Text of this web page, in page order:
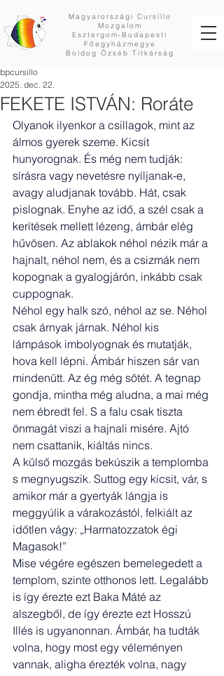
Magyarországi Cursillo
Mozgalom
Esztergom-Budapesti
Főegyházmegye
Boldog Özséb Titkárság
FEKETE ISTVÁN: Roráte
bpcursillo
2025. dec. 22.
Olyanok ilyenkor a csillagok, mint az
álmos gyerek szeme. Kicsit
hunyorognak. És még nem tudják:
sírásra vagy nevetésre nyíljanak-e,
avagy aludjanak tovább. Hát, csak
pislognak. Enyhe az idő, a szél csak a
kerítések mellett lézeng, ámbár elég
hűvösen. Az ablakok néhol nézik már a
hajnalt, néhol nem, és a csizmák nem
kopognak a gyalogjárón, inkább csak
cuppognak.
Néhol egy halk szó, néhol az se. Néhol
csak árnyak járnak. Néhol kis
lámpások imbolyognak és mutatják,
hova kell lépni. Ámbár hiszen sár van
mindenütt. Az ég még sötét. A tegnap
gondja, mintha még aludna, a mai még
nem ébredt fel. S a falu csak tiszta
önmagát viszi a hajnali misére. Ajtó
nem csattanik, kiáltás nincs.
A külső mozgás bekúszik a templomba
s megnyugszik. Suttog egy kicsit, vár, s
amikor már a gyertyák lángja is
meggyúlik a várakozástól, felkiált az
időtlen vágy: „Harmatozzatok égi
Magasok!”
Mise végére egészen bemelegedett a
templom, szinte otthonos lett. Legalább
is így érezte ezt Baka Máté az
alszegből, de így érezte ezt Hosszú
Illés is ugyanonnan. Ámbár, ha tudták
volna, hogy most egy véleményen
vannak, aligha érezték volna, nagy